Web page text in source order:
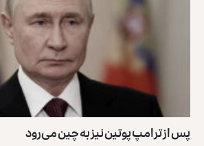
پس از ترامپ پوتین نیز به چین می‌رود